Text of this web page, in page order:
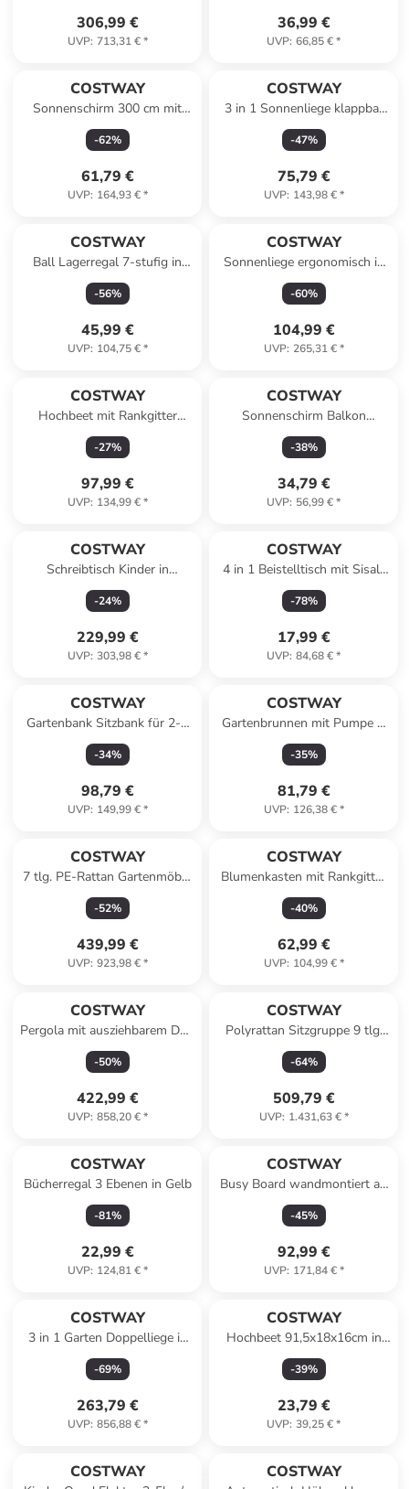
306,99 €
UVP: 713,31 €*
36,99 €
UVP: 66,85 €*
COSTWAY
Sonnenschirm 300 cm mit
LED-Solar-Beleuchtung in
Braun
-62%
61,79 €
UVP: 164,93 €*
COSTWAY
3 in 1 Sonnenliege klappbar
mit Kopfstütze bis 200 kg
belastbar in Grau
-47%
75,79 €
UVP: 143,98 €*
COSTWAY
Ball Lagerregal 7-stufig in
Schwarz
-56%
45,99 €
UVP: 104,75 €*
COSTWAY
Sonnenliege ergonomisch in
Hellbraun
-60%
104,99 €
UVP: 265,31 €*
COSTWAY
Hochbeet mit Rankgitter
148x50x103cm in Beige
-27%
97,99 €
UVP: 134,99 €*
COSTWAY
Sonnenschirm Balkon
210x130 cm in Beige
-38%
34,79 €
UVP: 56,99 €*
COSTWAY
Schreibtisch Kinder in
Hellbraun
-24%
229,99 €
UVP: 303,98 €*
COSTWAY
4 in 1 Beistelltisch mit Sisal-
Kratzbrett in Braun
-78%
17,99 €
UVP: 84,68 €*
COSTWAY
Gartenbank Sitzbank für 2-3
Sitzer in Braun
-34%
98,79 €
UVP: 149,99 €*
COSTWAY
Gartenbrunnen mit Pumpe &
LED draußen 28 x 22 x 58 cm
in Grau
-35%
81,79 €
UVP: 126,38 €*
COSTWAY
7 tlg. PE-Rattan Gartenmöbel
Set mit Kissen in Grau
-52%
439,99 €
UVP: 923,98 €*
COSTWAY
Blumenkasten mit Rankgitter
98x35x101cm in Beige
-40%
62,99 €
UVP: 104,99 €*
COSTWAY
Pergola mit ausziehbarem Dach 3,6x3m
in Beige
-50%
422,99 €
UVP: 858,20 €*
COSTWAY
Polyrattan Sitzgruppe 9 tlg.
Set in Braun
-64%
509,79 €
UVP: 1.431,63 €*
COSTWAY
Bücherregal 3 Ebenen in Gelb
-81%
22,99 €
UVP: 124,81 €*
COSTWAY
Busy Board wandmontiert ab
1 Jahr in Hellbraun
-45%
92,99 €
UVP: 171,84 €*
COSTWAY
3 in 1 Garten Doppelliege in
Beige
-69%
263,79 €
UVP: 856,88 €*
COSTWAY
Hochbeet 91,5x18x16cm in
Braun
-39%
23,79 €
UVP: 39,25 €*
COSTWAY COSTWAY